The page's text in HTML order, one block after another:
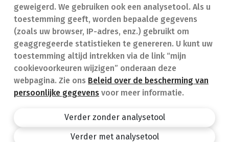
geweigerd. We gebruiken ook een analysetool. Als u
toestemming geeft, worden bepaalde gegevens
(zoals uw browser, IP-adres, enz.) gebruikt om
geaggregeerde statistieken te genereren. U kunt uw
toestemming altijd intrekken via de link “mijn
cookievoorkeuren wijzigen” onderaan deze
webpagina. Zie ons Beleid over de bescherming van
persoonlijke gegevens voor meer informatie.
Verder zonder analysetool
Verder met analysetool
Ziekten
Geneesmiddelen
Veelgestelde vragen
(FAQ)
Apotheek.be
Privacy policy
Algemene voorwaarden